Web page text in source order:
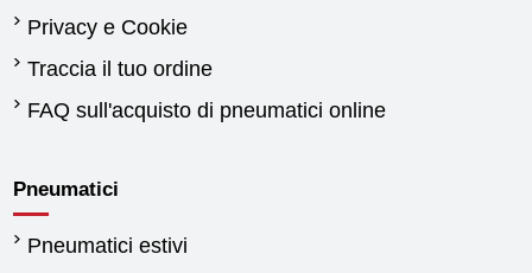
Privacy e Cookie
Traccia il tuo ordine
FAQ sull'acquisto di pneumatici online
Pneumatici
Pneumatici estivi